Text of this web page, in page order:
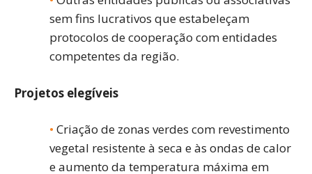
sem fins lucrativos que estabeleçam
protocolos de cooperação com entidades
competentes da região.
Projetos elegíveis
Criação de zonas verdes com revestimento
vegetal resistente à seca e às ondas de calor
e aumento da temperatura máxima em